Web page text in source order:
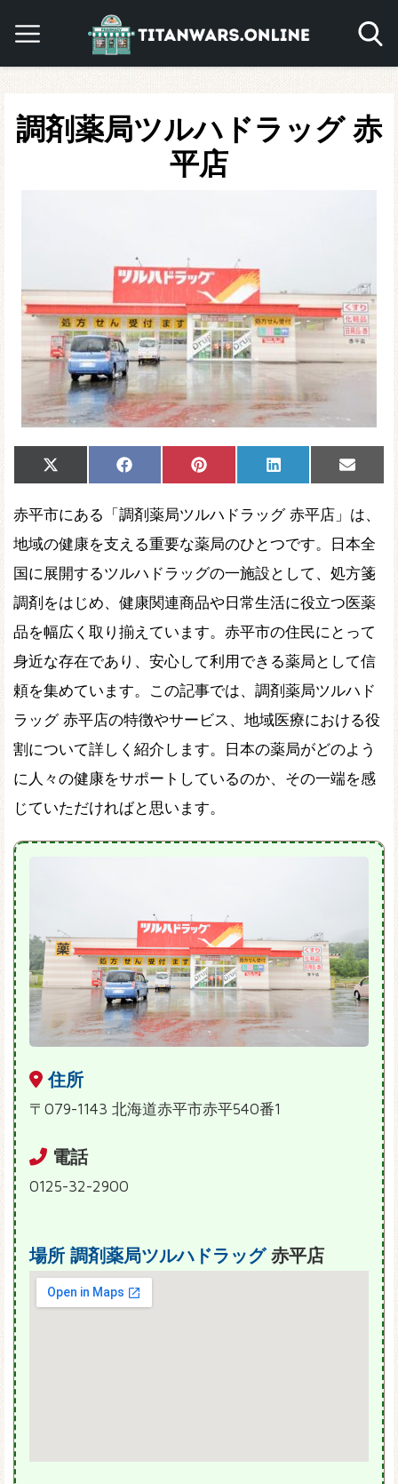
調剤薬局ツルハドラッグ 赤
平店
Share
on
X
(Twitter)
Share
on
Facebook Share
on
Pinterest Share
on
LinkedIn
Share
on
Email
赤平市にある「調剤薬局ツルハドラッグ 赤平店」は、
地域の健康を支える重要な薬局のひとつです。日本全
国に展開するツルハドラッグの一施設として、処方箋
調剤をはじめ、健康関連商品や日常生活に役立つ医薬
品を幅広く取り揃えています。赤平市の住民にとって
身近な存在であり、安心して利用できる薬局として信
頼を集めています。この記事では、調剤薬局ツルハド
ラッグ 赤平店の特徴やサービス、地域医療における役
割について詳しく紹介します。日本の薬局がどのよう
に人々の健康をサポートしているのか、その一端を感
じていただければと思います。
住所
〒079-1143 北海道赤平市赤平540番1
電話
0125-32-2900
場所 調剤薬局ツルハドラッグ赤平店